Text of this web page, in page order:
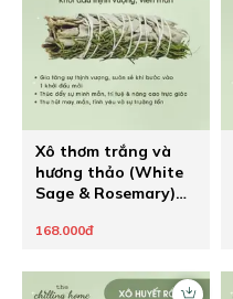
Xô thơm trắng và
hương thảo (White
Sage & Rosemary)
mới
168.000đ